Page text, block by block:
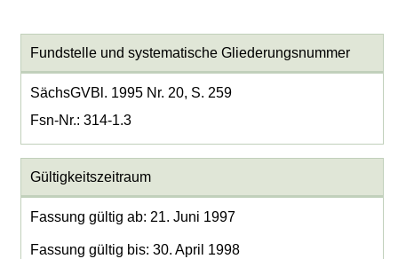
Fundstelle und systematische Gliederungsnummer
SächsGVBl. 1995 Nr. 20, S. 259
Fsn-Nr.: 314-1.3
Gültigkeitszeitraum
Fassung gültig ab: 21. Juni 1997
Fassung gültig bis: 30. April 1998